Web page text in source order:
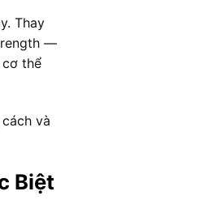
Thay
—
thể
và
Biệt